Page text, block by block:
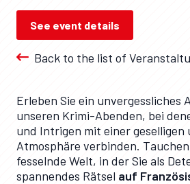
See event details
Back to the list of
Erleben Sie ein unvergessliches
unseren Krimi-Abenden, bei
und Intrigen mit einer geselligen
Atmosphäre verbinden.
fesselnde Welt, in der Sie als
spannendes Rätsel auf